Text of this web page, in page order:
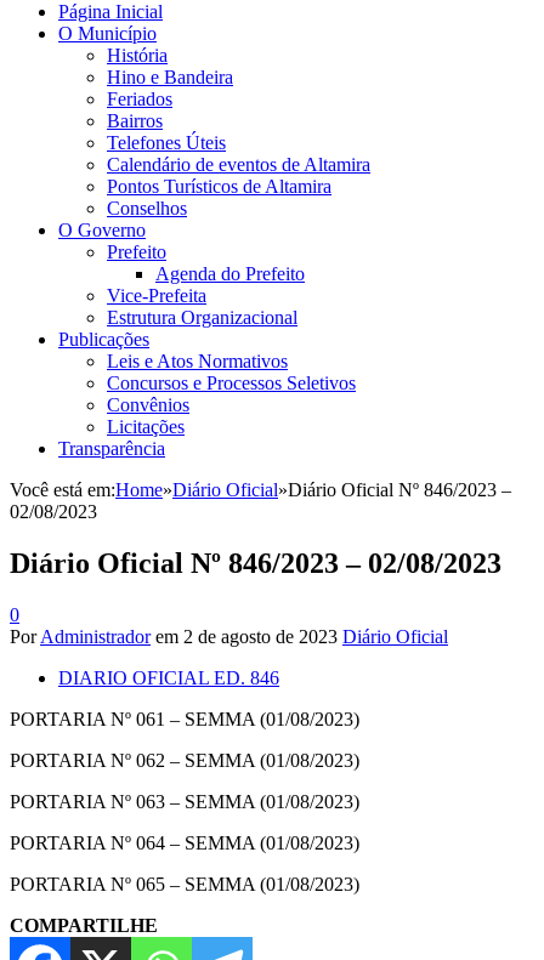
Página Inicial
O Município
História
Hino e Bandeira
Feriados
Bairros
Telefones Úteis
Calendário de eventos de Altamira
Pontos Turísticos de Altamira
Conselhos
O Governo
Prefeito
Agenda do Prefeito
Vice-Prefeita
Estrutura Organizacional
Publicações
Leis e Atos Normativos
Concursos e Processos Seletivos
Convênios
Licitações
Transparência
Você está em:Home»Diário Oficial»Diário Oficial Nº 846/2023 –
02/08/2023
Diário Oficial Nº 846/2023 – 02/08/2023
0
PorAdministrador em 2 de agosto de 2023 Diário Oficial
DIARIO OFICIAL ED. 846
PORTARIA Nº 061 – SEMMA (01/08/2023)
PORTARIA Nº 062 – SEMMA (01/08/2023)
PORTARIA Nº 063 – SEMMA (01/08/2023)
PORTARIA Nº 064 – SEMMA (01/08/2023)
PORTARIA Nº 065 – SEMMA (01/08/2023)
COMPARTILHE